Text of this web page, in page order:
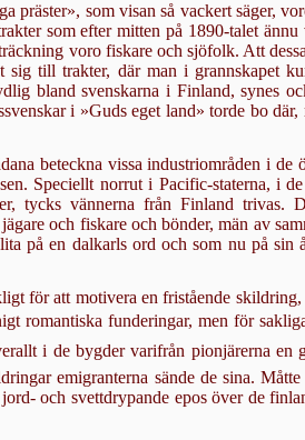
präster», som visan så vackert säger,
som efter mitten på 1890-talet
voro fiskare och sjöfolk. Att
till trakter, där man i grannskapet
bland svenskarna i Finland, synes
i »Guds eget land» torde bo där,
beteckna vissa industriområden i de
Speciellt norrut i Pacific-staterna, i
tycks vännerna från Finland trivas.
och fiskare och bönder, män av
på en dalkarls ord och som nu på sin
för att mo­tivera en fristående skildring,
romantiska fun­deringar, men för
i de bygder varifrån pion­järerna en
emigranterna sände de sina.
och svettdrypande epos över de